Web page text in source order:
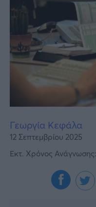
Γυναίκα
Καιρός
Γεωργία Κεφάλα
12 Σεπτεμβρίου 2025
Εκτ. Χρόνος